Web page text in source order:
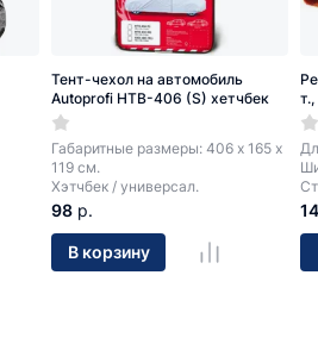
Тент-чехол на автомобиль
Autoprofi HTB-406 (S) хетчбек
Габаритные размеры: 406 х 165 х
119 см.
Хэтчбек / универсал.
98 р.
В корзину
14